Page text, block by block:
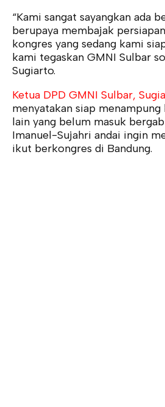
“Kami sangat sayangkan ada
berupaya membajak
kongres yang sedang kami
kami tegaskan GMNI Sulbar
Sugiarto.
Ketua DPD GMNI Sulbar,
menyatakan siap
lain yang belum masuk
Imanuel-Sujahri andai ingin
ikut berkongres di Bandung.